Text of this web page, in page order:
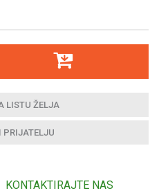
LISTU ŽELJA
PRIJATELJU
KONTAKTIRAJTE NAS